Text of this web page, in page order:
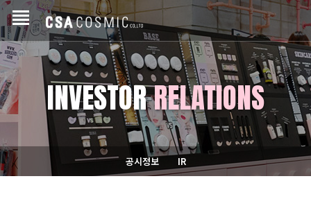
INVESTORRELATIONS
공시정보 IR